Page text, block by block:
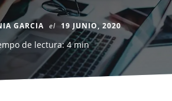
GARCIA el 19 JUNIO, 2020
de lectura: 4 min